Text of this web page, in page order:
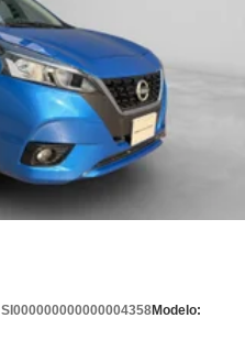
SI000000000000004358Modelo: